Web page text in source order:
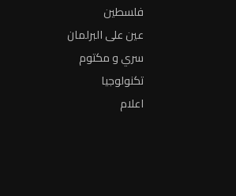
فلسطين
عين على البرلمان
سري و مكتوم
تكنولوجيا
اعلام